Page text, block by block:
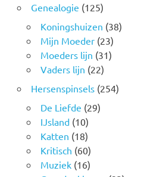
Genealogie (125)
Koningshuizen (38)
Mijn Moeder(23)
Moeders lijn (31)
Vaders lijn (22)
Hersenspinsels(254)
De Liefde (29)
IJsland(10)
Katten (18)
Kritisch (60)
Muziek(16)